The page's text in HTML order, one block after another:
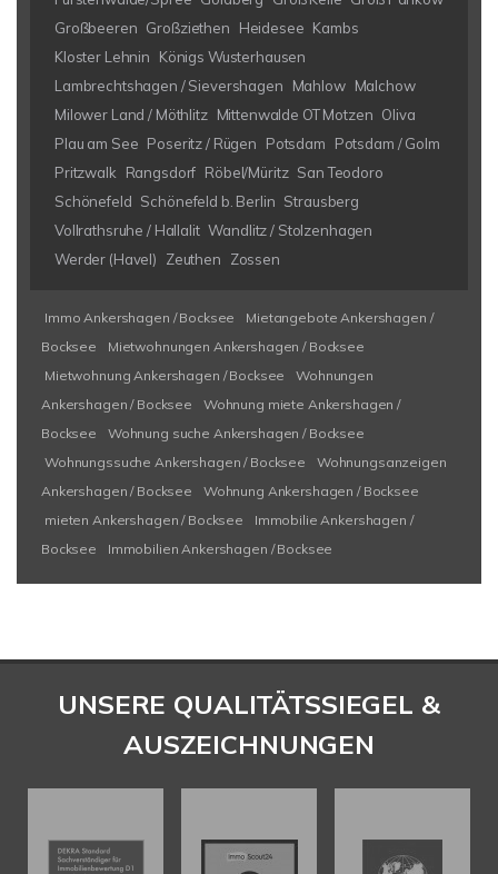
Großbeeren Großziethen Heidesee Kambs
Kloster Lehnin
Königs Wusterhausen
Lambrechtshagen / Sievershagen
Mahlow Malchow
Milower Land / Möthlitz Mittenwalde OT Motzen Oliva
Plau am See Poseritz / Rügen Potsdam
Potsdam / Golm
Pritzwalk
Rangsdorf Röbel/Müritz San Teodoro
Schönefeld Schönefeld b. Berlin Strausberg
Vollrathsruhe / Hallalit Wandlitz / Stolzenhagen
Werder (Havel)
Zeuthen Zossen
Immo Ankershagen / Bocksee
Mietangebote Ankershagen /
Bocksee
Mietwohnungen Ankershagen / Bocksee
Mietwohnung Ankershagen / Bocksee
Wohnungen
Ankershagen / Bocksee
Wohnung miete Ankershagen /
Bocksee
Wohnung suche Ankershagen / Bocksee
Wohnungssuche Ankershagen / Bocksee
Wohnungsanzeigen
Ankershagen / Bocksee
Wohnung Ankershagen / Bocksee
mieten Ankershagen / Bocksee
Immobilie Ankershagen /
Bocksee
Immobilien Ankershagen / Bocksee
UNSERE QUALITÄTSSIEGEL &
AUSZEICHNUNGEN